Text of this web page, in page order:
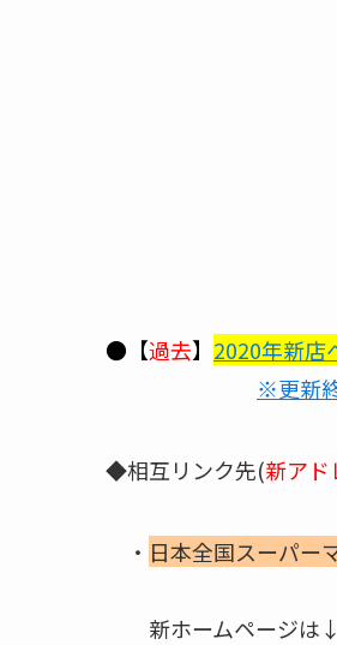
●【過去】 2020年新店
※更新
◆相互リンク先(新アド
・ 日本全国スーパー
新ホームページは↓